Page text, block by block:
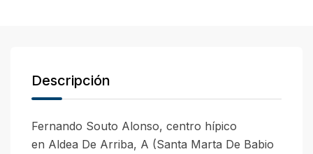
Descripción
Fernando Souto Alonso, centro hípico
en Aldea De Arriba, A (Santa Marta De Babio